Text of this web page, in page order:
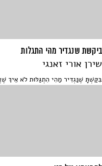
ביקשת שנגדיר מהי התגלות
שירן אורי זאנגי
בִּקַּשְׁתָּ שֶׁנַּגְדִּיר מַהִי הִתְגַּלּוּת לֹא אֵיךְ